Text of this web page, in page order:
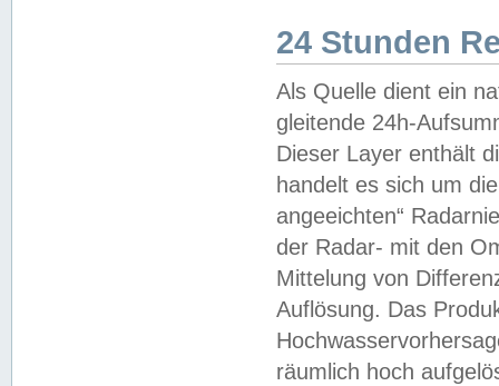
24 Stunden
Als Quelle dient ein
gleitende 24h-
Dieser Layer enthält
handelt es sich um
angeeichten“
der Radar- mit den
Mittelung von
Auflösung. Das
räumlich hoch